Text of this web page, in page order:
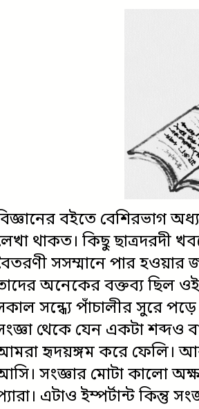
বইতে বেশিরভাগ
থাকত। কিছু ছাত্রদরদী
সসম্মানে পার হওয়ার
অনেকের বক্তব্য ছিল
সন্ধ্যে পাঁচালীর সুরে
থেকে যেন একটা শব্দও
হৃদয়ঙ্গম করে ফেলি। আর
সংজ্ঞার মোটা কালো
এটাও ইম্পর্টান্ট কিন্তু